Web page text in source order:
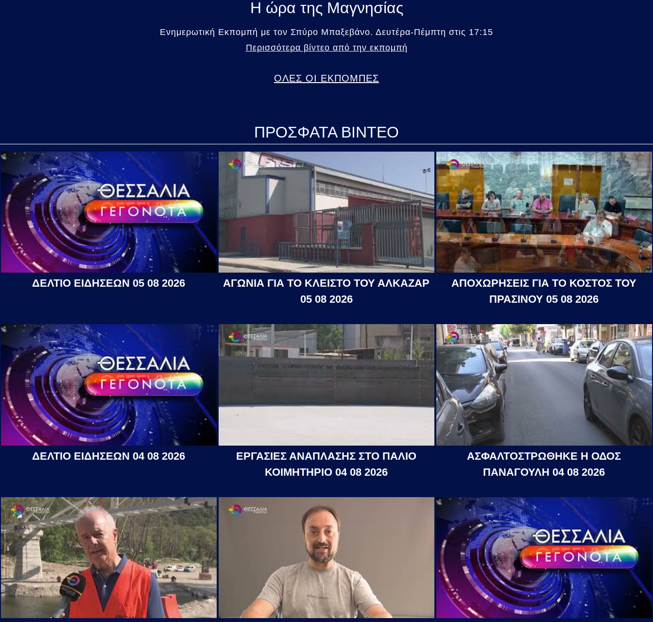
Η ώρα της Μαγνησίας
Ενημερωτική Εκπομπή με τον Σπύρο Μπαξεβάνο. Δευτέρα-Πέμπτη στις 17:15
Περισσότερα βίντεο από την εκπομπή
ΟΛΕΣ ΟΙ ΕΚΠΟΜΠΕΣ
ΠΡΟΣΦΑΤΑ ΒΙΝΤΕΟ
ΔΕΛΤΙΟ ΕΙΔΗΣΕΩΝ 05 08 2026
ΑΓΩΝΙΑ ΓΙΑ ΤΟ ΚΛΕΙΣΤΟ ΤΟΥ ΑΛΚΑΖΑΡ
05 08 2026
ΑΠΟΧΩΡΗΣΕΙΣ ΓΙΑ ΤΟ ΚΟΣΤΟΣ ΤΟΥ
ΠΡΑΣΙΝΟΥ 05 08 2026
ΔΕΛΤΙΟ ΕΙΔΗΣΕΩΝ 04 08 2026
ΕΡΓΑΣΙΕΣ ΑΝΑΠΛΑΣΗΣ ΣΤΟ ΠΑΛΙΟ
ΚΟΙΜΗΤΗΡΙΟ 04 08 2026
ΑΣΦΑΛΤΟΣΤΡΩΘΗΚΕ Η ΟΔΟΣ
ΠΑΝΑΓΟΥΛΗ 04 08 2026